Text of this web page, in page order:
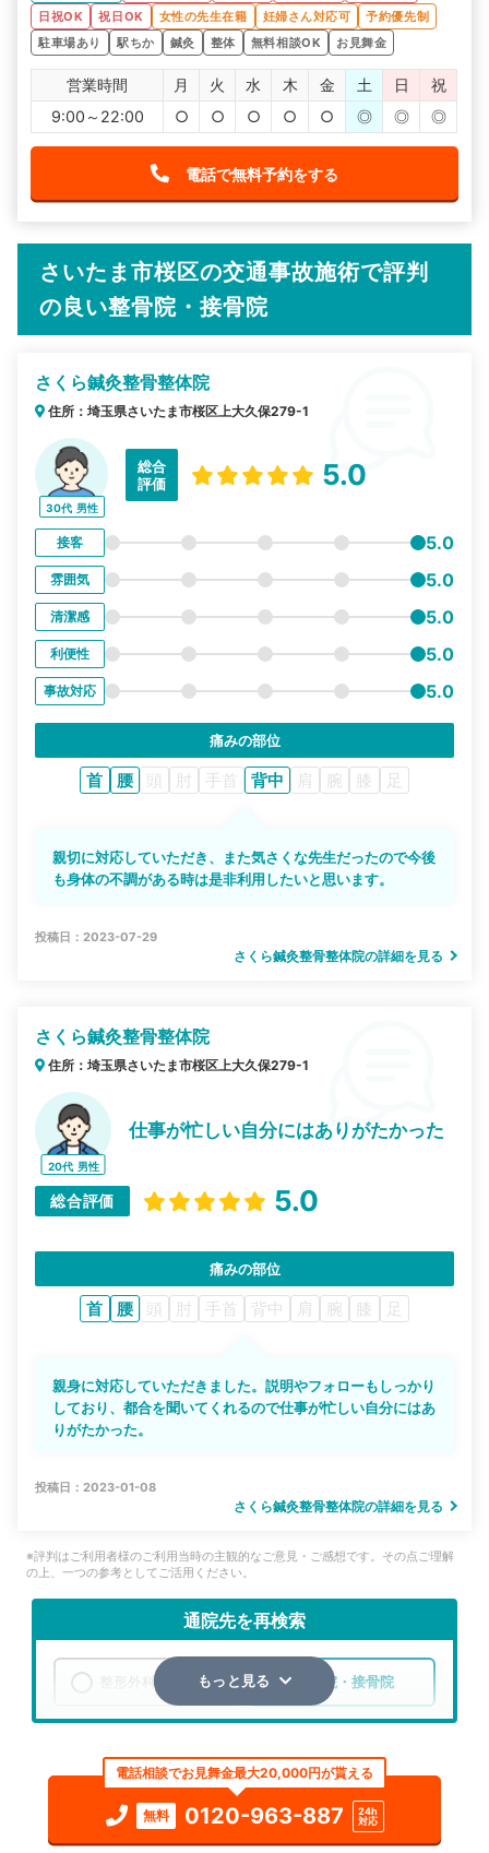
日祝OK
祝日OK 女性の先生在籍 妊婦さん対応可
予約優先制
駐車場あり
駅ちか 鍼灸 整体 無料相談OK お見舞金
営業時間 月 火 水 木 金 土 日
祝
9:00～22:00
○ ○ ○ ○ ○ ◎ ◎ ◎
電話で無料予約をする
さいたま市桜区の交通事故施術で評判
の良い整骨院・接骨院
さくら鍼灸整骨整体院
住所：埼玉県さいたま市桜区上大久保279-1
30代 男性
総合
評価
5.0
接客 5.0
雰囲気 5.0
清潔感 5.0
利便性 5.0
事故対応 5.0
痛みの部位
首 腰 頭 肘 手首 背中 肩 腕 膝 足
親切に対応していただき、また気さくな先生だったので今後
も身体の不調がある時は是非利用したいと思います。
投稿日：2023-07-29
さくら鍼灸整骨整体院の詳細を見る
さくら鍼灸整骨整体院
住所：埼玉県さいたま市桜区上大久保279-1
20代 男性
仕事が忙しい自分にはありがたかった
総合評価 5.0
痛みの部位
首 腰 頭 肘 手首 背中 肩 腕 膝 足
親身に対応していただきました。説明やフォローもしっかり
しており、都合を聞いてくれるので仕事が忙しい自分にはあ
りがたかった。
投稿日：2023-01-08
さくら鍼灸整骨整体院の詳細を見る
※評判はご利用者様のご利用当時の主観的なご意見・ご感想です。その点ご理解
の上、一つの参考としてご活用ください。
通院先を再検索
整形外科 整骨院・接骨院
検索する
もっと見る
電話相談でお見舞金最大20,000円が貰える
無料 0120-963-887
24h
対応